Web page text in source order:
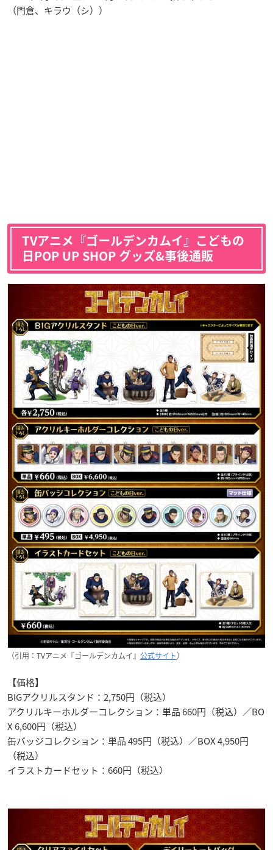
（門倉、キラウ（シ））
TVアニメ『ゴールデンカムイ』こどもの
日POP UP SHOP グッズ&事後通販
（引用：TVアニメ『ゴールデンカムイ』 公式サイト）
【価格】
BIGアクリルスタンド：2,750円（税込）
アクリルキーホルダーコレクション：単品 660円（税込）／BO
X 6,600円（税込）
缶バッジコレクション：単品 495円（税込）／BOX 4,950円
（税込）
イラストカードセット：660円（税込）